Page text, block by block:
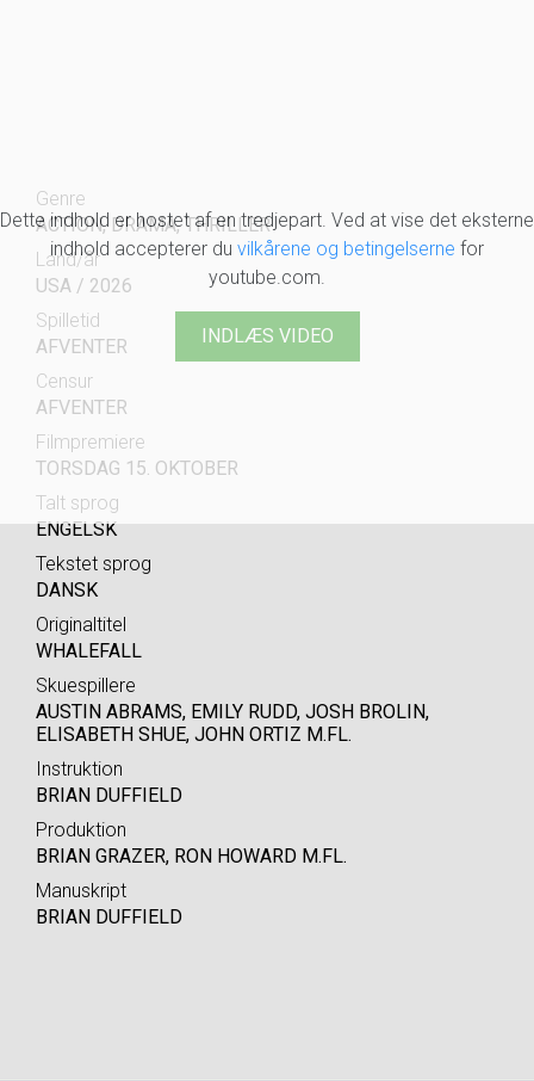
Dette indhold er hostet af en tredjepart. Ved at vise det eksterne
indhold accepterer du vilkårene og betingelserne for
youtube.com.
INDLÆS VIDEO
Genre
ACTION, DRAMA, THRILLER
Land/år
USA / 2026
Spilletid
AFVENTER
Censur
AFVENTER
Filmpremiere
TORSDAG 15. OKTOBER
Talt sprog
ENGELSK
Tekstet sprog
DANSK
Originaltitel
WHALEFALL
Skuespillere
AUSTIN ABRAMS, EMILY RUDD, JOSH BROLIN,
ELISABETH SHUE, JOHN ORTIZ M.FL.
Instruktion
BRIAN DUFFIELD
Produktion
BRIAN GRAZER, RON HOWARD M.FL.
Manuskript
BRIAN DUFFIELD